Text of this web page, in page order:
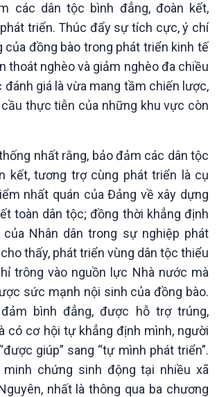
Thời sự 6h
Thời sự 12h
Thời sự 18h
Thời sự 21h30
Bản tin
Chuyên mục
Theo dòng Thời sự
các dân tộc bình đẳng, đoàn kết,
triển. Thúc đẩy sự tích cực, ý chí
đồng bào trong phát triển kinh tế
thoát nghèo và giảm nghèo đa chiều
đánh giá là vừa mang tầm chiến lược,
thực tiễn của những khu vực còn
nhất rằng, bảo đảm các dân tộc
kết, tương trợ cùng phát triển là cụ
nhất quán của Đảng về xây dựng
toàn dân tộc; đồng thời khẳng định
Nhân dân trong sự nghiệp phát
thấy, phát triển vùng dân tộc thiểu
trông vào nguồn lực Nhà nước mà
sức mạnh nội sinh của đồng bào.
bình đẳng, được hỗ trợ trúng,
có cơ hội tự khẳng định mình, người
giúp” sang “tự mình phát triển”.
chứng sinh động tại nhiều xã
nhất là thông qua ba chương